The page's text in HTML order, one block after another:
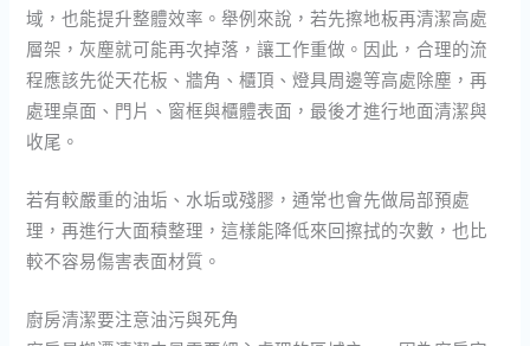
域，也能提升整體效率。舉例來說，若先擦地板再清潔高處
層架，灰塵就可能再次掉落，讓工作重做。因此，合理的流
程應該先從天花板、牆角、櫃頂、燈具周邊等高處除塵，再
處理桌面、門片、窗框與櫃體表面，最後才進行地面清潔與
收尾。
若有較嚴重的油垢、水垢或殘膠，通常也會先做局部預處
理，再進行大面積整理，這樣能降低來回擦拭的次數，也比
較不容易傷害表面材質。
廚房清潔要注意油污與死角